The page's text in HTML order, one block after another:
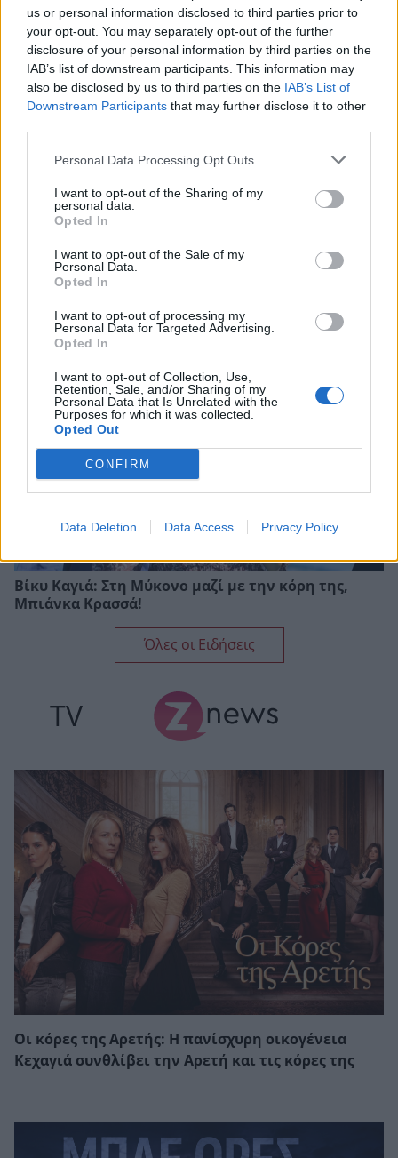
us or personal information disclosed to third parties prior to
your opt-out. You may separately opt-out of the further
disclosure of your personal information by third parties on the
IAB’s list of downstream participants. This information may
also be disclosed by us to third parties on the IAB’s List of
Downstream Participants that may further disclose it to other
Personal Data Processing Opt Outs
I want to opt-out of the Sharing of my
personal data.
Opted In
I want to opt-out of the Sale of my
Personal Data.
Opted In
I want to opt-out of processing my
Personal Data for Targeted Advertising.
Opted In
I want to opt-out of Collection, Use,
Retention, Sale, and/or Sharing of my
Personal Data that Is Unrelated with the
Purposes for which it was collected.
Opted Out
CONFIRM
Data Deletion Data Access Privacy Policy
3 αντιγηραντικές κρέμες που κάνουν θαύματα (και
αξίζουν κάθε ευρώ)
Λάκης Χαλκιάς: Σε λαϊκό προσκύνημα η σορός του
– Το τελευταίο αντίο στον σπουδαίο ερμηνευτή
Βίκυ Καγιά: Στη Μύκονο μαζί με την κόρη της,
Μπιάνκα Κρασσά!
Όλες οι Ειδήσεις
TV
Οι κόρες της Αρετής: Η πανίσχυρη οικογένεια
Κεχαγιά συνθλίβει την Αρετή και τις κόρες της